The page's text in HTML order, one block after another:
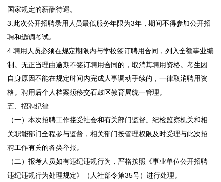
国家规定的薪酬待遇。
3.此次公开招聘录用人员最低服务年限为3年，期间不得参加公开招
聘和选调考试。
4.聘用人员必须在规定期限内与学校签订聘用合同，列入全额事业编
制。无正当理由逾期不签订聘用合同的，取消其聘用资格。考生因
自身原因不能在规定时间内完成人事调动手续的，一律取消聘用资
格。聘用后个人档案须移交石鼓区教育局统一管理。
五、招聘纪律
（一）本次招聘工作接受社会和有关部门监督。纪检监察机关和相
关职能部门全程参与监督，相关部门按管理权限及时受理与此次招
聘工作有关的各类举报。
（二）报考人员如有违纪违规行为，严格按照《事业单位公开招聘
违纪违规行为处理规定》（人社部令第35号）进行处理。